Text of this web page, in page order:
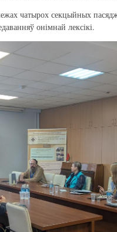
чатырох секцыйных
онімнай лексікі.